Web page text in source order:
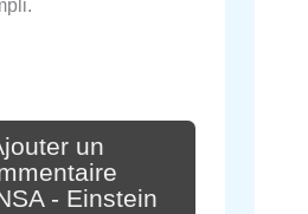
un
- Einstein